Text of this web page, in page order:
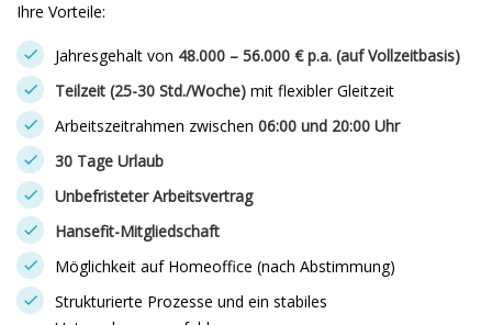
Ihre Vorteile:
Jahresgehalt von 48.000 – 56.000 € p.a. (auf Vollzeitbasis)
Teilzeit (25-30 Std./Woche) mit flexibler Gleitzeit
Arbeitszeitrahmen zwischen 06:00 und 20:00 Uhr
30 Tage Urlaub
Unbefristeter Arbeitsvertrag
Hansefit-Mitgliedschaft
Möglichkeit auf Homeoffice (nach Abstimmung)
Strukturierte Prozesse und ein stabiles